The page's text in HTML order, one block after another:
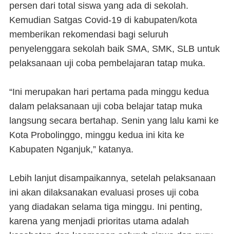
persen dari total siswa yang ada di sekolah.
Kemudian Satgas Covid-19 di kabupaten/kota
memberikan rekomendasi bagi seluruh
penyelenggara sekolah baik SMA, SMK, SLB untuk
pelaksanaan uji coba pembelajaran tatap muka.
“Ini merupakan hari pertama pada minggu kedua
dalam pelaksanaan uji coba belajar tatap muka
langsung secara bertahap. Senin yang lalu kami ke
Kota Probolinggo, minggu kedua ini kita ke
Kabupaten Nganjuk,” katanya.
Lebih lanjut disampaikannya, setelah pelaksanaan
ini akan dilaksanakan evaluasi proses uji coba
yang diadakan selama tiga minggu. Ini penting,
karena yang menjadi prioritas utama adalah